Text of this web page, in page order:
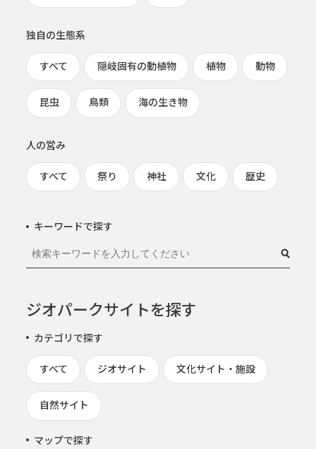
独自の生態系
すべて 隠岐固有の動植物 植物 動物
昆虫 鳥類 海の生き物
人の営み
すべて 祭り 神社 文化 歴史
キーワードで探す
ジオパークサイトを探す
カテゴリで探す
すべて ジオサイト 文化サイト・施設
自然サイト
マップで探す